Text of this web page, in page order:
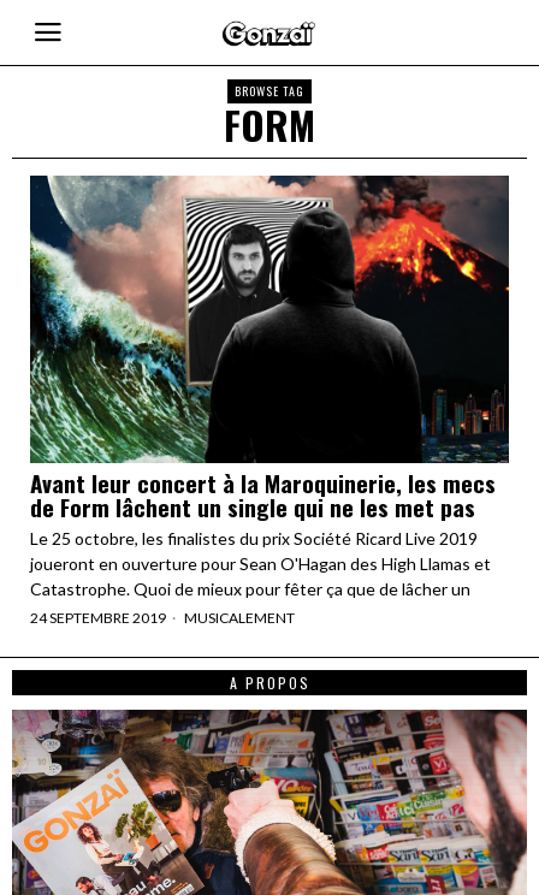
BROWSE TAG
FORM
Avant leur concert à la Maroquinerie, les mecs
de Form lâchent un single qui ne les met pas
Le 25 octobre, les finalistes du prix Société Ricard Live 2019
joueront en ouverture pour Sean O'Hagan des High Llamas et
Catastrophe. Quoi de mieux pour fêter ça que de lâcher un
24 SEPTEMBRE 2019 MUSICALEMENT
A PROPOS